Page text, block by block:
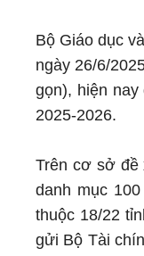
Bộ Giáo dục
ngày 26/6/
gọn), hiện
2025-2026.
Trên cơ sở đề
danh mục
thuộc 18/22
gửi Bộ Tài